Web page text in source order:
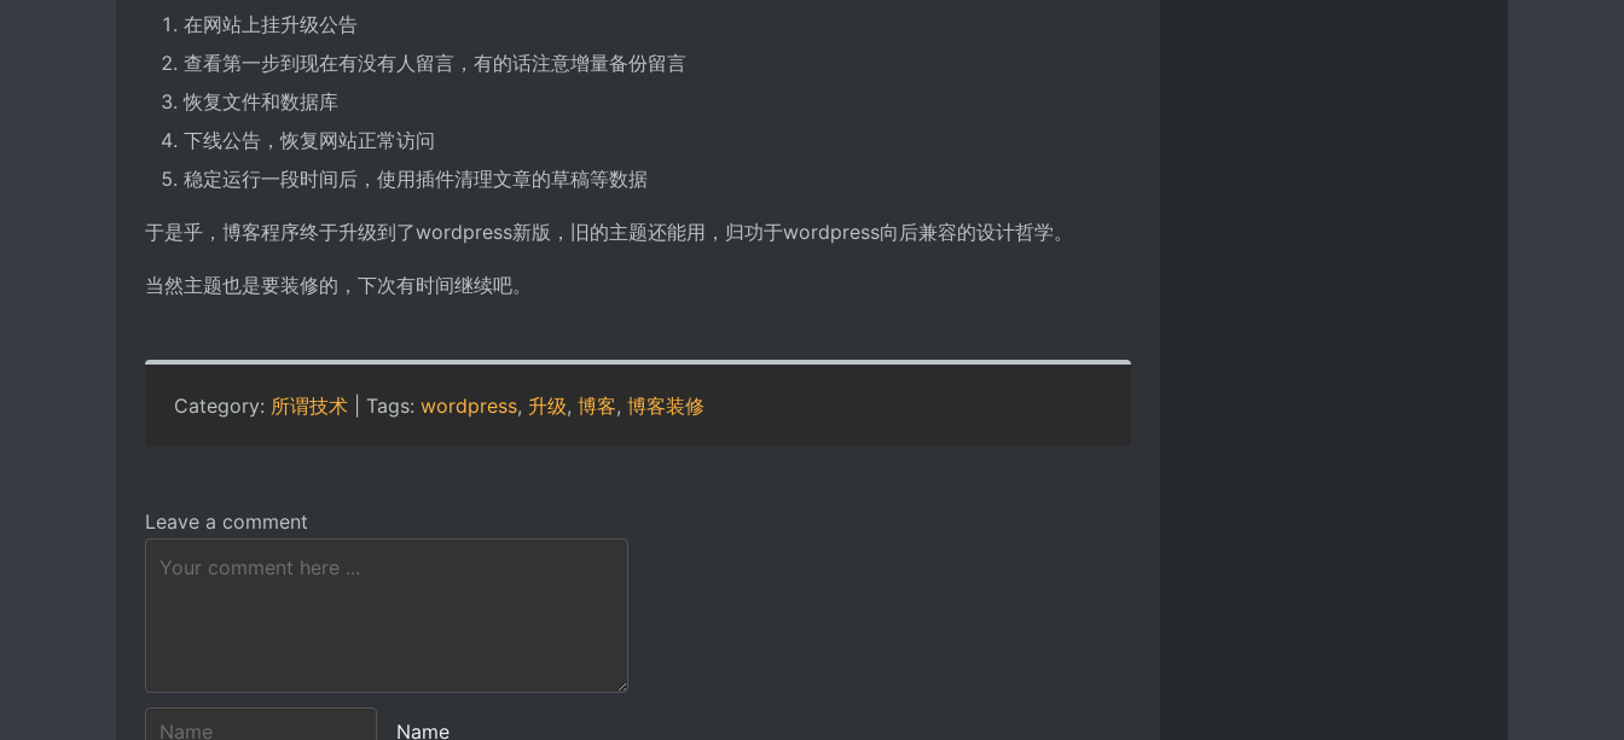
在网站上挂升级公告
查看第一步到现在有没有人留言，有的话注意增量备份留言
恢复文件和数据库
下线公告，恢复网站正常访问
稳定运行一段时间后，使用插件清理文章的草稿等数据
于是乎，博客程序终于升级到了wordpress新版，旧的主题还能用，归功于wordpress向后兼容的设计哲学。
当然主题也是要装修的，下次有时间继续吧。
Category: 所谓技术 | Tags: wordpress, 升级, 博客, 博客装修
Leave a comment
Name